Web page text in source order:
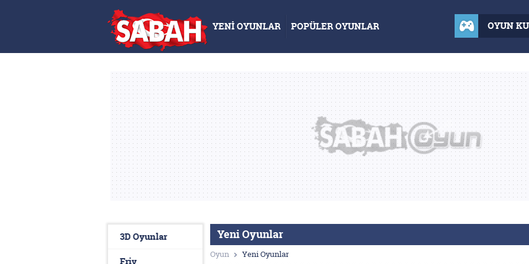
YENİ OYUNLAR POPÜLER OYUNLAR OYUN
3D Oyunlar
Friv
Yeni Oyunlar
Oyun Yeni Oyunlar